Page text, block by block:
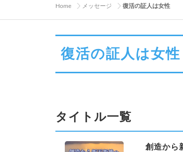
Home メッセージ 復活の証人は女性
復活の証人は女性
タイトル一覧
創造から